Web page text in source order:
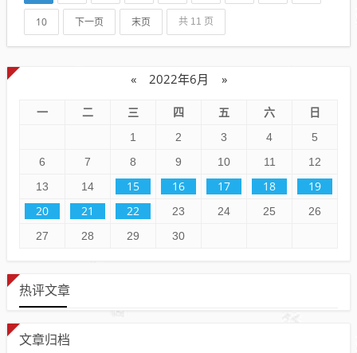
10 下一页 末页 共 11 页
« 2022年6月 »
一 二 三 四 五 六
日
1
2 3 4
5
6
7 8 9 10 11
12
13
14 15 16 17 18
19
20
21 22 23 24 25
26
27
28 29 30
热评文章
文章归档